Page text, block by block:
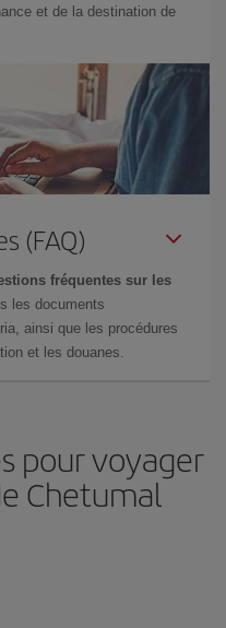
et de la destination de
(FAQ)
fréquentes sur les
les documents
ainsi que les procédures
et les douanes.
pour voyager
Chetumal